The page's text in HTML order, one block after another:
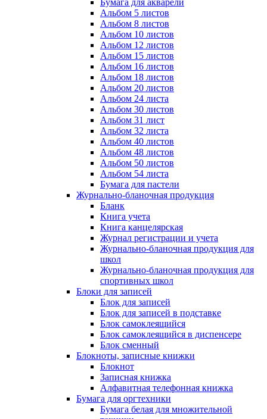
Бумага для акварели
Альбом 5 листов
Альбом 8 листов
Альбом 10 листов
Альбом 12 листов
Альбом 15 листов
Альбом 16 листов
Альбом 18 листов
Альбом 20 листов
Альбом 24 листа
Альбом 30 листов
Альбом 31 лист
Альбом 32 листа
Альбом 40 листов
Альбом 48 листов
Альбом 50 листов
Альбом 54 листа
Бумага для пастели
Журнально-бланочная продукция
Бланк
Книга учета
Книга канцелярская
Журнал регистрации и учета
Журнально-бланочная продукция для
школ
Журнально-бланочная продукция для
спортивных школ
Блоки для записей
Блок для записей
Блок для записей в подставке
Блок самоклеящийся
Блок самоклеящийся в диспенсере
Блок сменный
Блокноты, записные книжки
Блокнот
Записная книжка
Алфавитная телефонная книжка
Бумага для оргтехники
Бумага белая для множительной